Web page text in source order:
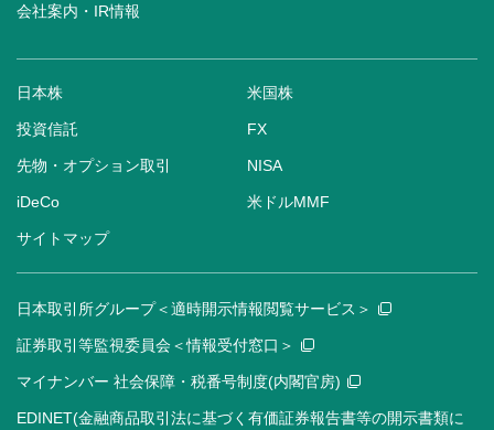
会社案内・IR情報
日本株 米国株
投資信託 FX
先物・オプション取引 NISA
iDeCo 米ドルMMF
サイトマップ
日本取引所グループ＜適時開示情報閲覧サービス＞
証券取引等監視委員会＜情報受付窓口＞
マイナンバー 社会保障・税番号制度(内閣官房)
EDINET(金融商品取引法に基づく有価証券報告書等の開示書類に